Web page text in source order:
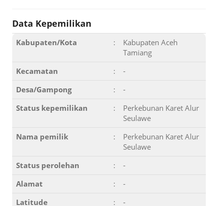
Data Kepemilikan
Kabupaten/Kota :
Kabupaten Aceh
Tamiang
Kecamatan
:
-
Desa/Gampong
:
-
Status kepemilikan
:
Perkebunan Karet Alur
Seulawe
Nama pemilik
:
Perkebunan Karet Alur
Seulawe
Status perolehan
:
-
Alamat
:
-
Latitude
: -